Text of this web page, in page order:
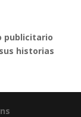
publicitario
historias